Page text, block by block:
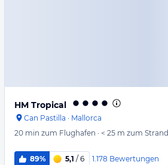
HM Tropical
Can Pastilla · Mallorca
20 min zum Flughafen · < 25 m zum Strand
89% 5,1 / 6 1.178 Bewertungen